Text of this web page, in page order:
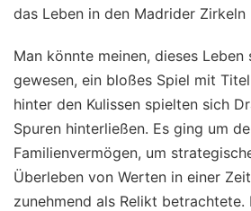
das Leben in den Madrider
Man könnte meinen, dieses
gewesen, ein bloßes Spiel mit
hinter den Kulissen spielten sich
Spuren hinterließen. Es ging um
Familienvermögen, um
Überleben von Werten in einer
zunehmend als Relikt betrachtete.